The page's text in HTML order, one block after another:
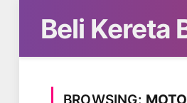
Beli Kereta